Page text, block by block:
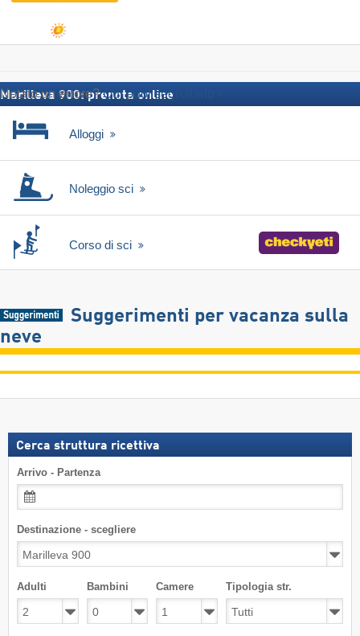
Notato un errore?Qui puoi segnalarlo
Marilleva 900: prenota online
Alloggi
Noleggio sci
Corso di sci
Suggerimenti per vacanza sulla
neve
Cerca struttura ricettiva
Arrivo - Partenza
Destinazione - scegliere
Adulti Bambini Camere Tipologia str.